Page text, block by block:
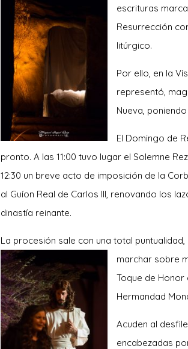
escrituras
Resurrección
litúrgico.
Por ello, en la
representó,
Nueva,
El Domingo de
pronto. A las 11:00 tuvo lugar el Solemne
12:30 un breve acto de imposición de la
al Guíon Real de Carlos III, renovando los
dinastía reinante.
La procesión sale con una total
marchar sobre
Toque de
Hermandad
Acuden al
encabezadas